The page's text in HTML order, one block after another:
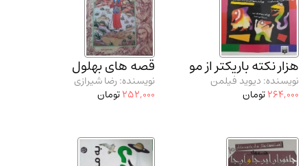
مدرسان شریف و انتشارت ارشد کتاب‌های..(2)
دانشگاه پیامـ نور
هزار نکته باریکتر از مو
نویسنده: دیوید فیلمن
264,000تومان
قصه های بهلول
نویسنده: رضا شیرازی
252,000تومان